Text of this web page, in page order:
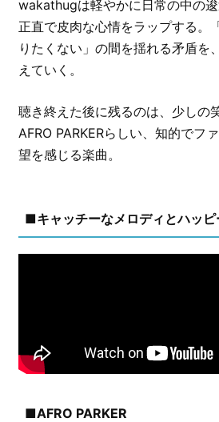
wakathugは軽やかに日常の中の
正直で皮肉な心情をラップする。
りたくない」の間を揺れる矛盾を
えていく。
聴き終えた後に残るのは、少しの
AFRO PARKERらしい、知的でフ
望を感じる楽曲。
■キャッチーなメロディとハッ
■AFRO PARKER